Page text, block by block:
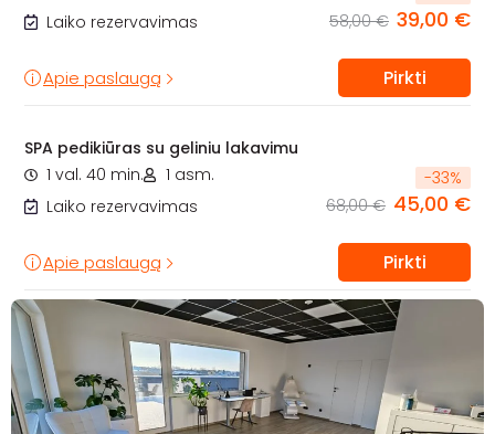
Laiko rezervavimas
58,00 € 39,00 €
Apie paslaugą Pirkti
SPA pedikiūras su geliniu lakavimu
1 val. 40 min.
1 asm.
Laiko rezervavimas
-33%
68,00 € 45,00 €
Apie paslaugą Pirkti